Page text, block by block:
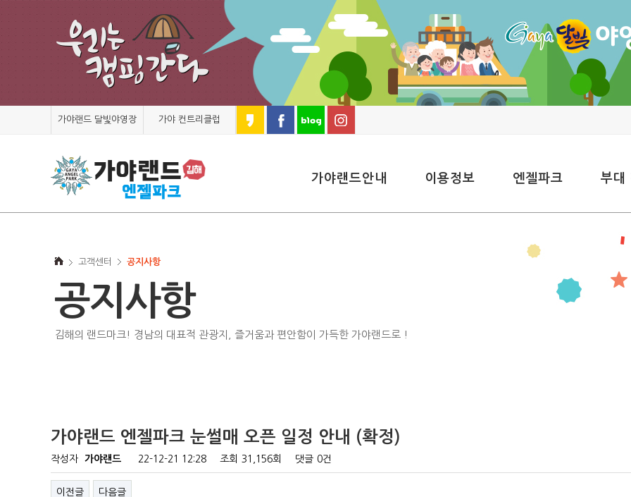
가야랜드 달빛야영장 가야 컨트리클럽
가야랜드안내 이용정보 엔젤파크 부대
고객센터 공지사항
공지사항
김해의 랜드마크! 경남의 대표적 관광지, 즐거움과 편안함이 가득한 가야랜드로 !
가야랜드 엔젤파크 눈썰매 오픈 일정 안내 (확정)
작성자 가야랜드 22-12-21 12:28 조회 31,156회 댓글 0건
이전글 다음글